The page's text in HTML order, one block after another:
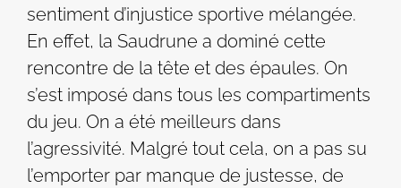
sentiment d’injustice sportive mélangée.
En effet, la Saudrune a dominé cette
rencontre de la tête et des épaules. On
s’est imposé dans tous les compartiments
du jeu. On a été meilleurs dans
l’agressivité. Malgré tout cela, on a pas su
l’emporter par manque de justesse, de